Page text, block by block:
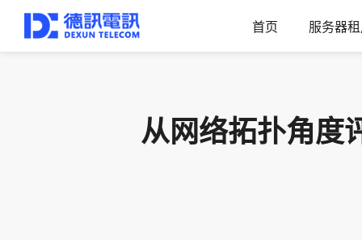
首页 服务器
从网络拓扑角度